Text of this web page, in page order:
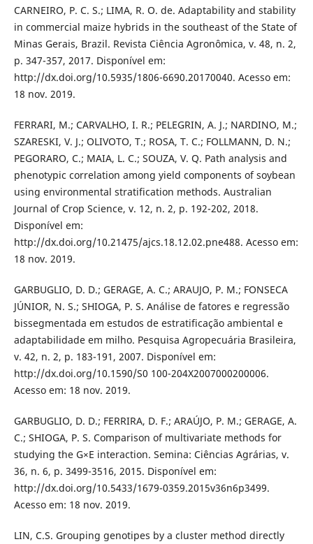
CARNEIRO, P. C. S.; LIMA, R. O. de. Adaptability and stability
in commercial maize hybrids in the southeast of the State of
Minas Gerais, Brazil. Revista Ciência Agronômica, v. 48, n. 2,
p. 347-357, 2017. Disponível em:
http://dx.doi.org/10.5935/1806-6690.20170040. Acesso em:
18 nov. 2019.
FERRARI, M.; CARVALHO, I. R.; PELEGRIN, A. J.; NARDINO, M.;
SZARESKI, V. J.; OLIVOTO, T.; ROSA, T. C.; FOLLMANN, D. N.;
PEGORARO, C.; MAIA, L. C.; SOUZA, V. Q. Path analysis and
phenotypic correlation among yield components of soybean
using environmental stratification methods. Australian
Journal of Crop Science, v. 12, n. 2, p. 192-202, 2018.
Disponível em:
http://dx.doi.org/10.21475/ajcs.18.12.02.pne488. Acesso em:
18 nov. 2019.
GARBUGLIO, D. D.; GERAGE, A. C.; ARAUJO, P. M.; FONSECA
JÚNIOR, N. S.; SHIOGA, P. S. Análise de fatores e regressão
bissegmentada em estudos de estratificação ambiental e
adaptabilidade em milho. Pesquisa Agropecuária Brasileira,
v. 42, n. 2, p. 183-191, 2007. Disponível em:
http://dx.doi.org/10.1590/S0 100-204X2007000200006.
Acesso em: 18 nov. 2019.
GARBUGLIO, D. D.; FERRIRA, D. F.; ARAÚJO, P. M.; GERAGE, A.
C.; SHIOGA, P. S. Comparison of multivariate methods for
studying the G×E interaction. Semina: Ciências Agrárias, v.
36, n. 6, p. 3499-3516, 2015. Disponível em:
http://dx.doi.org/10.5433/1679-0359.2015v36n6p3499.
Acesso em: 18 nov. 2019.
LIN, C.S. Grouping genotipes by a cluster method directly